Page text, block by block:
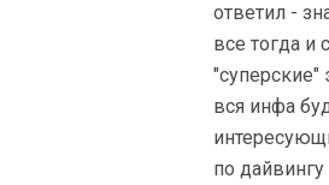
ответил -
все тогда и
вся инфа
по